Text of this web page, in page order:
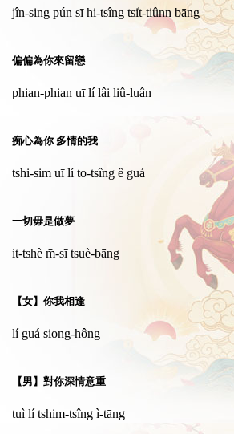
jîn-sing pún sī hi-tsîng tsi̍t-tiûnn bāng
偏偏為你來留戀
phian-phian uī lí lâi liû-luân
痴心為你 多情的我
tshi-sim uī lí to-tsîng ê guá
一切毋是做夢
it-tshè m̄-sī tsuè-bāng
【女】你我相逢
lí guá siong-hông
【男】對你深情意重
tuì lí tshim-tsîng ì-tāng